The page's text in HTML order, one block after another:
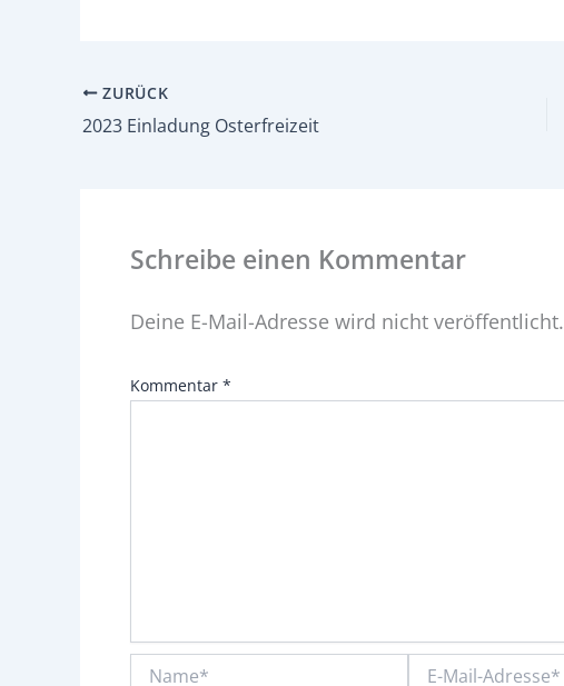
ZURÜCK
2023 Einladung Osterfreizeit
Schreibe einen Kommentar
Deine E-Mail-Adresse wird nicht veröffentlicht.
Kommentar *